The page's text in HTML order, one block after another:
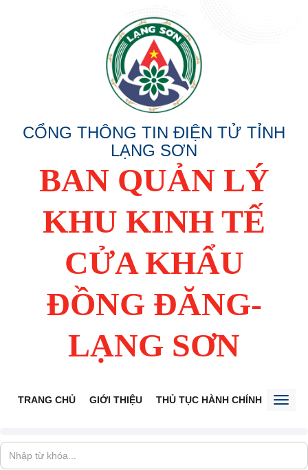
CỔNG THÔNG TIN ĐIỆN TỬ TỈNH
LẠNG SƠN
BAN QUẢN LÝ
KHU KINH TẾ
CỬA KHẨU
ĐỒNG ĐĂNG-
LẠNG SƠN
TRANG CHỦ GIỚI THIỆU THỦ TỤC HÀNH CHÍNH TIẾP